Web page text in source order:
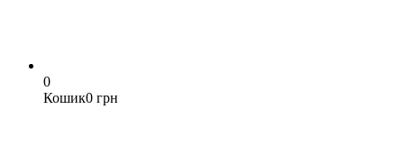
0
Кошик0 грн